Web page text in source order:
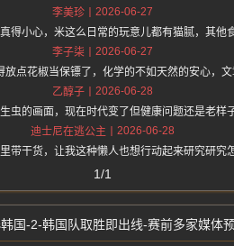
李美珍
2026-06-27
得小心，米这么日常的玩意儿都有猫腻，其他
李子柒
2026-06-27
点花椒当保镖了，化学的不如天然的安心，文
乙醇子
2026-06-28
虫的画面，现在时代变了但健康问题还是老样
迪士尼在逃公主
2026-06-28
带干货，让我这种懒人也想行动起来研究研究
1/1
国-2-韩国队取胜即出线-赛前多家媒体